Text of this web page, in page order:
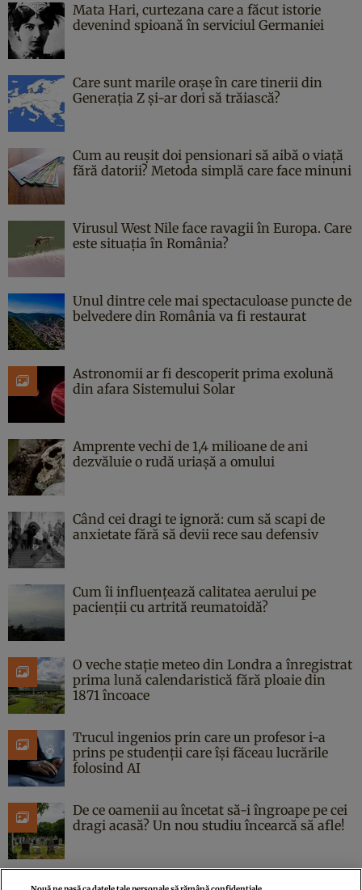
Mata Hari, curtezana care a făcut istorie
devenind spioană în serviciul Germaniei
Care sunt marile orașe în care tinerii din
Generația Z și-ar dori să trăiască?
Cum au reușit doi pensionari să aibă o viață
fără datorii? Metoda simplă care face minuni
Virusul West Nile face ravagii în Europa. Care
este situația în România?
Unul dintre cele mai spectaculoase puncte de
belvedere din România va fi restaurat
Astronomii ar fi descoperit prima exolună
din afara Sistemului Solar
Amprente vechi de 1,4 milioane de ani
dezvăluie o rudă uriașă a omului
Când cei dragi te ignoră: cum să scapi de
anxietate fără să devii rece sau defensiv
Cum îi influențează calitatea aerului pe
pacienții cu artrită reumatoidă?
O veche stație meteo din Londra a înregistrat
prima lună calendaristică fără ploaie din
1871 încoace
Trucul ingenios prin care un profesor i-a
prins pe studenții care își făceau lucrările
folosind AI
De ce oamenii au încetat să-i îngroape pe cei
dragi acasă? Un nou studiu încearcă să afle!